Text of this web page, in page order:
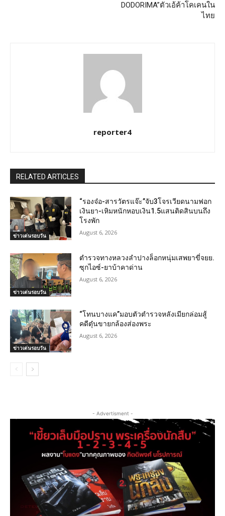
DODORIMA”ตัวเอ้ค้าโคเคนใน
ไทย
reporter4
RELATED ARTICLES
ข่าวเด่นรอบวัน
“รองจ๋อ-สารวัตรแจ๊ะ”จับ3โจรเวียดนามฟอก
เงินยา-เหิมหนักหอบเงิน1.5แสนติดสินบนถึง
โรงพัก
August 6, 2026
ข่าวเด่นรอบวัน
ตำรวจทางหลวงลำปางล็อกหนุ่มเสพยาขี่จยย.
ซุกไอซ์-ยาบ้าคาด่าน
August 6, 2026
ข่าวเด่นรอบวัน
“โทนบางแค”มอบตัวตำรวจหลังเมียกล่อมสู้
คดีตุ๋นขายกล้องส่องพระ
August 6, 2026
- Advertisment -